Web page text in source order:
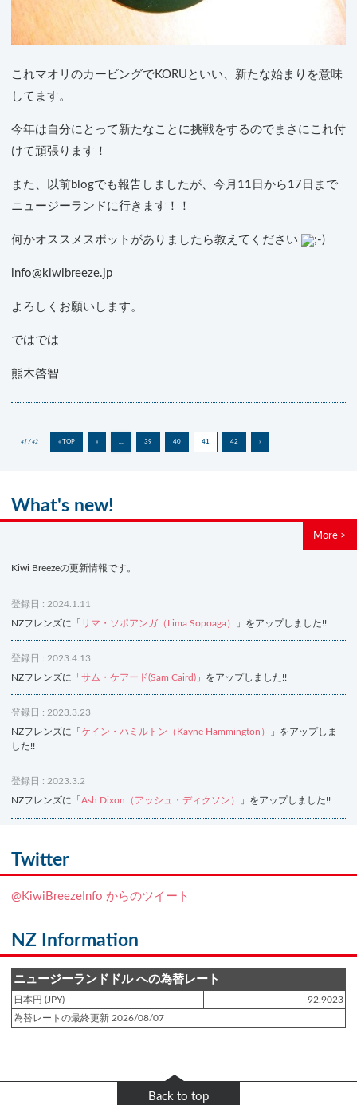
これマオリのカービングでKORUといい、新たな始まりを意味
してます。
今年は自分にとって新たなことに挑戦をするのでまさにこれ付
けて頑張ります！
また、以前blogでも報告しましたが、今月11日から17日まで
ニュージーランドに行きます！！
何かオススメスポットがありましたら教えてください
info@kiwibreeze.jp
よろしくお願いします。
ではでは
熊木啓智
41 / 42 « TOP « ... 39 40 41 42 »
What's new!
More >
Kiwi Breezeの更新情報です。
登録日 : 2024.1.11
NZフレンズに「 リマ・ソポアンガ（Lima Sopoaga） 」をアップしました!!
登録日 : 2023.4.13
NZフレンズに「 サム・ケアード(Sam Caird) 」をアップしました!!
登録日 : 2023.3.23
NZフレンズに「 ケイン・ハミルトン（Kayne Hammington）
」をアップしま
した!!
登録日 : 2023.3.2
NZフレンズに「 Ash Dixon（アッシュ・ディクソン） 」をアップしました!!
NZフレンズに「
登録日 : 2019.4.10
登録日 : 2019.2.28
NZクッキングに「ニュージーランド産キウイの酢の物
登録日 : 2019.2.4
Twitter
@KiwiBreezeInfo からのツイート
NZ Information
ニュージーランドドル への為替レート
日本円 (JPY)
92.9023
為替レートの最終更新 2026/08/07
Back to top